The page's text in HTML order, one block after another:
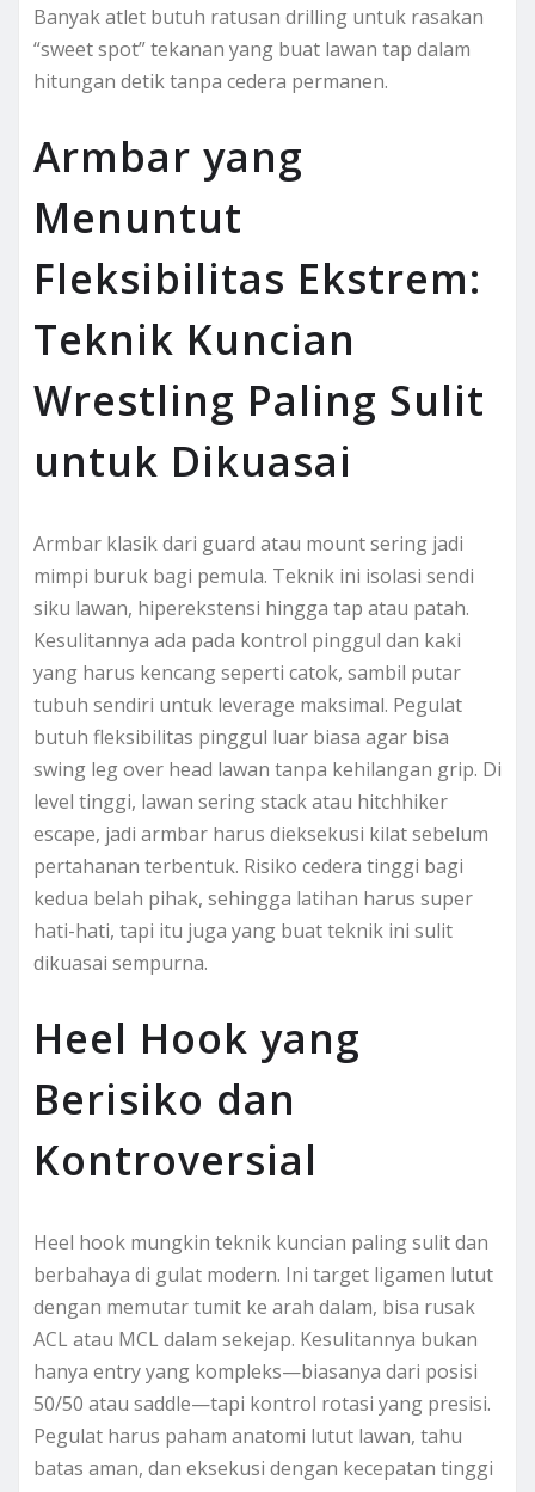
Banyak atlet butuh ratusan drilling untuk rasakan
“sweet spot” tekanan yang buat lawan tap dalam
hitungan detik tanpa cedera permanen.
Armbar yang
Menuntut
Fleksibilitas Ekstrem:
Teknik Kuncian
Wrestling Paling Sulit
untuk Dikuasai
Armbar klasik dari guard atau mount sering jadi
mimpi buruk bagi pemula. Teknik ini isolasi sendi
siku lawan, hiperekstensi hingga tap atau patah.
Kesulitannya ada pada kontrol pinggul dan kaki
yang harus kencang seperti catok, sambil putar
tubuh sendiri untuk leverage maksimal. Pegulat
butuh fleksibilitas pinggul luar biasa agar bisa
swing leg over head lawan tanpa kehilangan grip. Di
level tinggi, lawan sering stack atau hitchhiker
escape, jadi armbar harus dieksekusi kilat sebelum
pertahanan terbentuk. Risiko cedera tinggi bagi
kedua belah pihak, sehingga latihan harus super
hati-hati, tapi itu juga yang buat teknik ini sulit
dikuasai sempurna.
Heel Hook yang
Berisiko dan
Kontroversial
Heel hook mungkin teknik kuncian paling sulit dan
berbahaya di gulat modern. Ini target ligamen lutut
dengan memutar tumit ke arah dalam, bisa rusak
ACL atau MCL dalam sekejap. Kesulitannya bukan
hanya entry yang kompleks—biasanya dari posisi
50/50 atau saddle—tapi kontrol rotasi yang presisi.
Pegulat harus paham anatomi lutut lawan, tahu
batas aman, dan eksekusi dengan kecepatan tinggi